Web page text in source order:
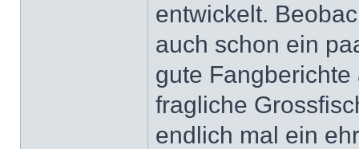
entwickelt.
auch schon ein
gute
fragliche
endlich mal ein